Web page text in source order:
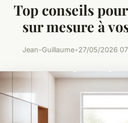
Top conseils
sur mesure à
Jean-Guillaume•27/05/2026